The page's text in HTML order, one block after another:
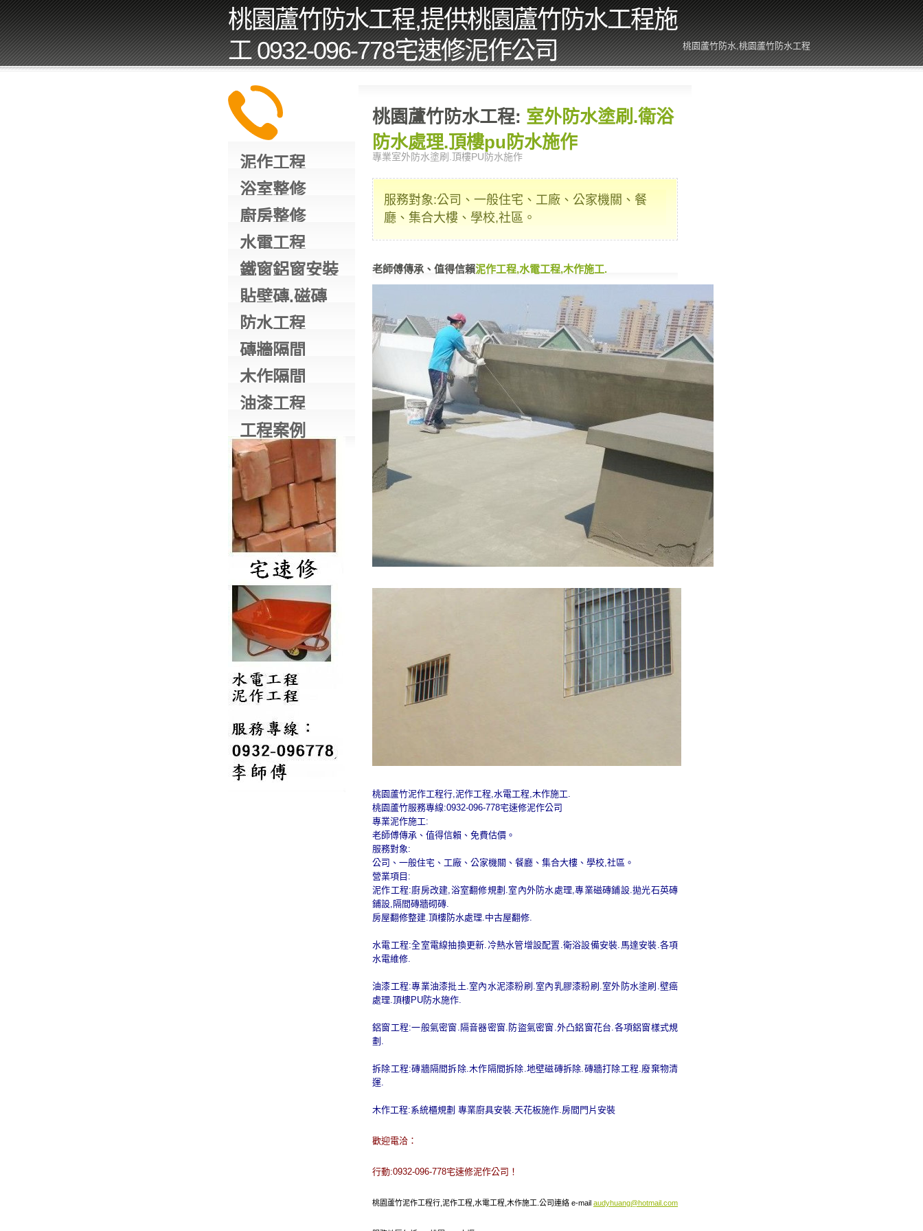
桃園蘆竹防水工程,提供桃園蘆竹防水工程施
工 0932-096-778宅速修泥作公司
桃園蘆竹防水,桃園蘆竹防水工程
泥作工程
浴室整修
廚房整修
水電工程
鐵窗鋁窗安裝
貼壁磚,磁磚
防水工程
磚牆隔間
木作隔間
油漆工程
工程案例
桃園蘆竹防水工程: 室外防水塗刷.衛浴
防水處理.頂樓pu防水施作
專業室外防水塗刷.頂樓PU防水施作
服務對象:公司、一般住宅、工廠、公家機關、餐
廳、集合大樓、學校,社區。
老師傅傳承、值得信賴泥作工程,水電工程,木作施工.
桃園蘆竹泥作工程行,泥作工程,水電工程,木作施工.
桃園蘆竹服務專線:0932-096-778宅速修泥作公司
專業泥作施工:
老師傅傳承、值得信賴、免費估價。
服務對象:
公司、一般住宅、工廠、公家機關、餐廳、集合大樓、學校,社區。
營業項目:
泥作工程:廚房改建,浴室翻修規劃.室內外防水處理,專業磁磚鋪設.拋光石英磚
鋪設,隔間磚牆砌磚.
房屋翻修整建.頂樓防水處理.中古屋翻修.
水電工程:全室電線抽換更新.冷熱水管增設配置.衛浴設備安裝.馬達安裝.各項
水電維修.
油漆工程:專業油漆批土.室內水泥漆粉刷.室內乳膠漆粉刷.室外防水塗刷.壁癌
處理.頂樓PU防水施作.
鋁窗工程:一般氣密窗.隔音器密窗.防盜氣密窗.外凸鋁窗花台.各項鋁窗樣式規
劃.
拆除工程:磚牆隔間拆除.木作隔間拆除.地壁磁磚拆除.磚牆打除工程.廢棄物清
運.
木作工程:系統櫃規劃 專業廚具安裝.天花板施作.房間門片安裝
歡迎電洽：
行動:0932-096-778宅速修泥作公司！
桃園蘆竹泥作工程行,泥作工程,水電工程,木作施工.公司連絡 e-mail audyhuang@hotmail.com